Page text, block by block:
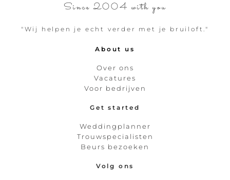
Since 2004 with you
"Wij helpen je echt verder met je bruiloft."
About us
Over ons
Vacatures
Voor bedrijven
Get started
Weddingplanner
Trouwspecialisten
Beurs bezoeken
Volg ons